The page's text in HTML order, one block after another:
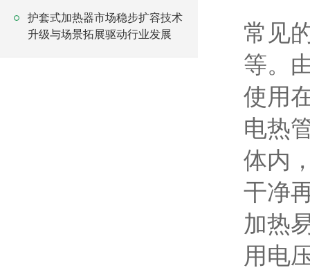
护套式加热器市场稳步扩容技术
升级与场景拓展驱动行业发展
常见
等。
使用
电热
体内
干净
加热
用电